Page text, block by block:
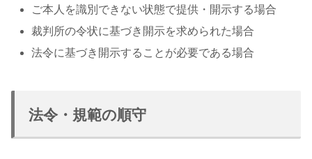
ご本人を識別できない状態で提供・開示する場合
裁判所の令状に基づき開示を求められた場合
法令に基づき開示することが必要である場合
法令・規範の順守